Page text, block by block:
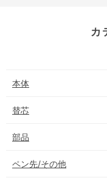
カ
本体
替芯
部品
ペン先/その他